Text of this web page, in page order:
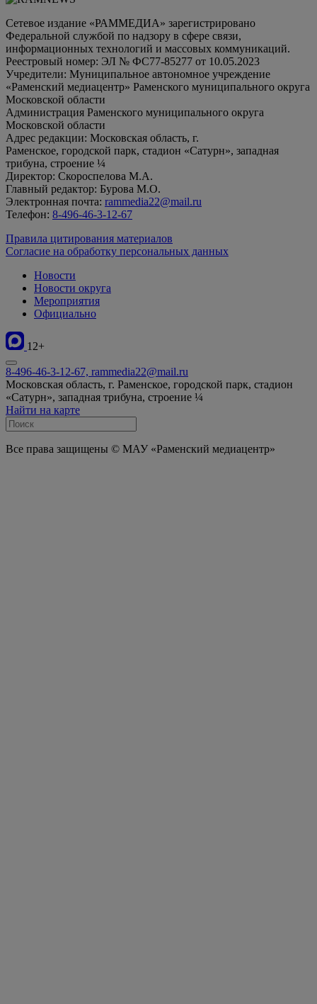
Сетевое издание «РАММЕДИА» зарегистрировано
Федеральной службой по надзору в сфере связи,
информационных технологий и массовых коммуникаций.
Реестровый номер: ЭЛ № ФС77-85277 от 10.05.2023
Учредители: Муниципальное автономное учреждение
«Раменский медиацентр» Раменского муниципального округа
Московской области
Администрация Раменского муниципального округа
Московской области
Адрес редакции: Московская область, г.
Раменское, городской парк, стадион «Сатурн», западная
трибуна, строение ¼
Директор: Скороспелова М.А.
Главный редактор: Бурова М.О.
Электронная почта: rammedia22@mail.ru
Телефон: 8-496-46-3-12-67
Правила цитирования материалов
Согласие на обработку персональных данных
Новости
Новости округа
Мероприятия
Официально
12+
8-496-46-3-12-67, rammedia22@mail.ru
Московская область, г. Раменское, городской парк, стадион
«Сатурн», западная трибуна, строение ¼
Найти на карте
Все права защищены © МАУ «Раменский медиацентр»